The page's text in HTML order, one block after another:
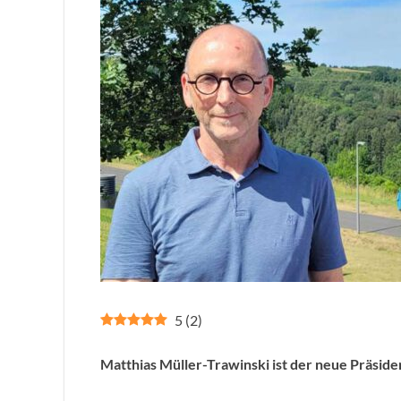
5 (2)
Matthias Müller-Trawinski ist der neue